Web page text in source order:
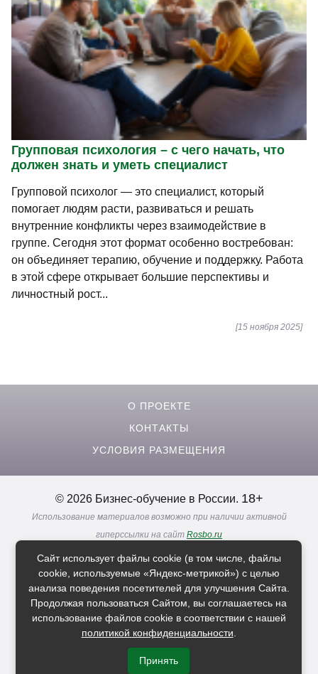
Групповая психология – с чего начать, что
должен знать и уметь специалист
Групповой психолог — это специалист, который
помогает людям расти, развиваться и решать
внутренние конфликты через взаимодействие в
группе. Сегодня этот формат особенно востребован:
он объединяет терапию, обучение и поддержку. Работа
в этой сфере открывает большие перспективы и
личностный рост...
[15 ноября 2025]
О ПРОЕКТЕ
КОНТАКТЫ
УСЛОВИЯ РАЗМЕЩЕНИЯ
© 2026 Бизнес-обучение в России. 18+
Использование материалов возможно при наличии активной
гиперссылки на сайт Rosbo.ru
Политика в отношении
обработки персональных данных
Расскажи друзьям о нас
Сайт использует файлы cookie (в том числе, файлы
cookie, используемые «Яндекс-метрикой») с целью
анализа поведения посетителей для улучшения Сайта.
Продолжая пользоваться Сайтом, вы соглашаетесь на
использование файлов cookie в соответствии с нашей
политикой конфиденциальности
Принять